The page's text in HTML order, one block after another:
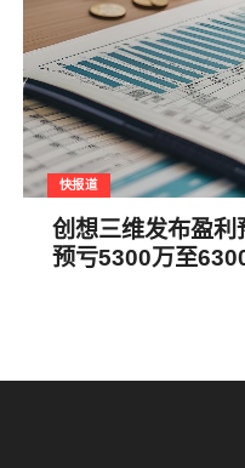
快报道
创想三维发布盈利
预亏5300万至